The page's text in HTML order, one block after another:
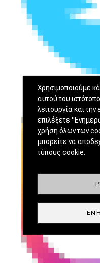
Χρησιμοποιούμε
αυτού του
λειτουργία και
επιλέξετε
χρήση όλων των
μπορείτε να
τύπους cookie.